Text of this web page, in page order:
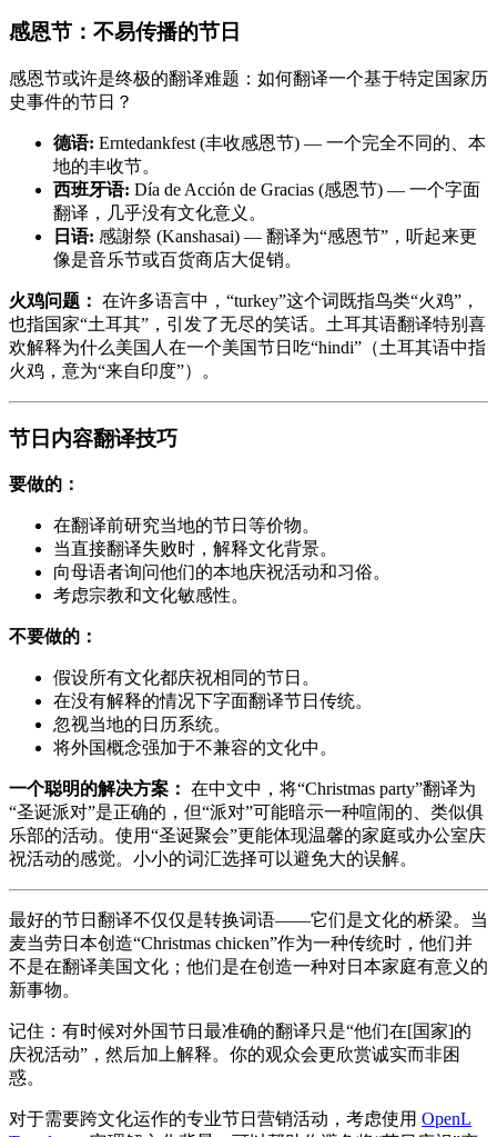
感恩节：不易传播的节日
感恩节或许是终极的翻译难题：如何翻译一个基于特定国家历
史事件的节日？
德语: Erntedankfest (丰收感恩节) — 一个完全不同的、本
地的丰收节。
西班牙语: Día de Acción de Gracias (感恩节) — 一个字面
翻译，几乎没有文化意义。
日语: 感謝祭 (Kanshasai) — 翻译为“感恩节”，听起来更
像是音乐节或百货商店大促销。
火鸡问题： 在许多语言中，“turkey”这个词既指鸟类“火鸡”，
也指国家“土耳其”，引发了无尽的笑话。土耳其语翻译特别喜
欢解释为什么美国人在一个美国节日吃“hindi”（土耳其语中指
火鸡，意为“来自印度”）。
节日内容翻译技巧
要做的：
在翻译前研究当地的节日等价物。
当直接翻译失败时，解释文化背景。
向母语者询问他们的本地庆祝活动和习俗。
考虑宗教和文化敏感性。
不要做的：
假设所有文化都庆祝相同的节日。
在没有解释的情况下字面翻译节日传统。
忽视当地的日历系统。
将外国概念强加于不兼容的文化中。
一个聪明的解决方案： 在中文中，将“Christmas party”翻译为
“圣诞派对”是正确的，但“派对”可能暗示一种喧闹的、类似俱
乐部的活动。使用“圣诞聚会”更能体现温馨的家庭或办公室庆
祝活动的感觉。小小的词汇选择可以避免大的误解。
最好的节日翻译不仅仅是转换词语——它们是文化的桥梁。当
麦当劳日本创造“Christmas chicken”作为一种传统时，他们并
不是在翻译美国文化；他们是在创造一种对日本家庭有意义的
新事物。
记住：有时候对外国节日最准确的翻译只是“他们在[国家]的
庆祝活动”，然后加上解释。你的观众会更欣赏诚实而非困
惑。
对于需要跨文化运作的专业节日营销活动，考虑使用 OpenL